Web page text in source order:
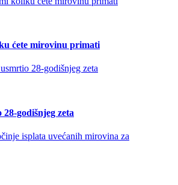
ćete mirovinu primati
godišnjeg zeta